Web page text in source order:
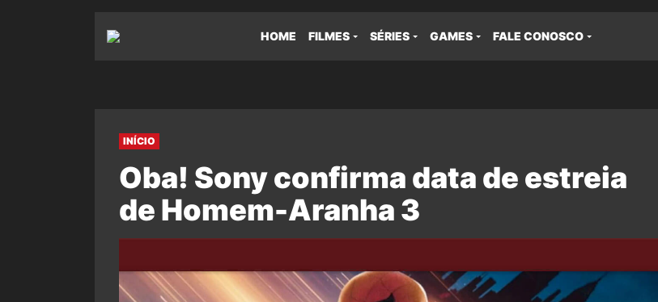
HOME FILMES SÉRIES GAMES FALE CONOSCO
INÍCIO
Oba! Sony confirma data de estreia
de Homem-Aranha 3